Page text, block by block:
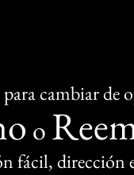
para cambiar de
o
fácil, dirección